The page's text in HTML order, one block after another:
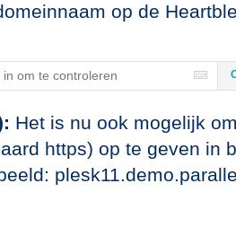
op de
Het is nu ook mogelijk
https) op te geven in